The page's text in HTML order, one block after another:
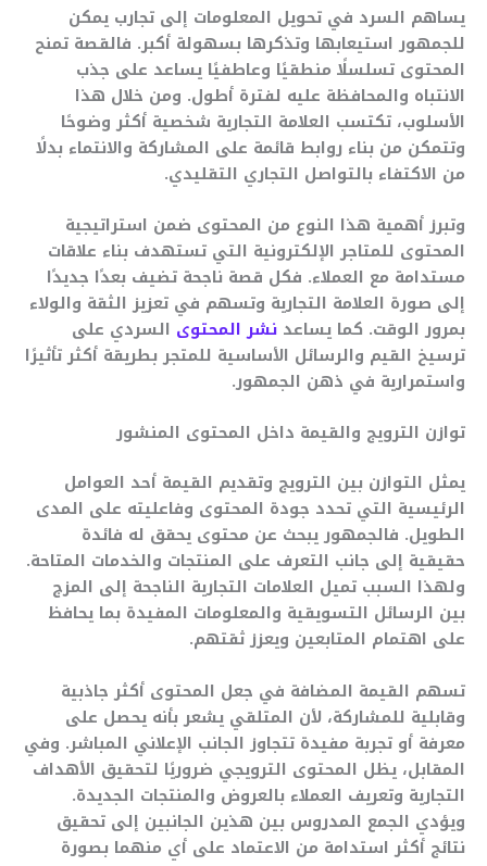
يساهم السرد في تحويل المعلومات إلى تجارب يمكن
للجمهور استيعابها وتذكرها بسهولة أكبر. فالقصة تمنح
المحتوى تسلسلًا منطقيًا وعاطفيًا يساعد على جذب
الانتباه والمحافظة عليه لفترة أطول. ومن خلال هذا
الأسلوب، تكتسب العلامة التجارية شخصية أكثر وضوحًا
وتتمكن من بناء روابط قائمة على المشاركة والانتماء بدلًا
من الاكتفاء بالتواصل التجاري التقليدي.
وتبرز أهمية هذا النوع من المحتوى ضمن استراتيجية
المحتوى للمتاجر الإلكترونية التي تستهدف بناء علاقات
مستدامة مع العملاء. فكل قصة ناجحة تضيف بعدًا جديدًا
إلى صورة العلامة التجارية وتسهم في تعزيز الثقة والولاء
بمرور الوقت. كما يساعد نشر المحتوى السردي على
ترسيخ القيم والرسائل الأساسية للمتجر بطريقة أكثر تأثيرًا
واستمرارية في ذهن الجمهور.
توازن الترويج والقيمة داخل المحتوى المنشور
يمثل التوازن بين الترويج وتقديم القيمة أحد العوامل
الرئيسية التي تحدد جودة المحتوى وفاعليته على المدى
الطويل. فالجمهور يبحث عن محتوى يحقق له فائدة
حقيقية إلى جانب التعرف على المنتجات والخدمات المتاحة.
ولهذا السبب تميل العلامات التجارية الناجحة إلى المزج
بين الرسائل التسويقية والمعلومات المفيدة بما يحافظ
على اهتمام المتابعين ويعزز ثقتهم.
تسهم القيمة المضافة في جعل المحتوى أكثر جاذبية
وقابلية للمشاركة، لأن المتلقي يشعر بأنه يحصل على
معرفة أو تجربة مفيدة تتجاوز الجانب الإعلاني المباشر. وفي
المقابل، يظل المحتوى الترويجي ضروريًا لتحقيق الأهداف
التجارية وتعريف العملاء بالعروض والمنتجات الجديدة.
ويؤدي الجمع المدروس بين هذين الجانبين إلى تحقيق
نتائج أكثر استدامة من الاعتماد على أي منهما بصورة